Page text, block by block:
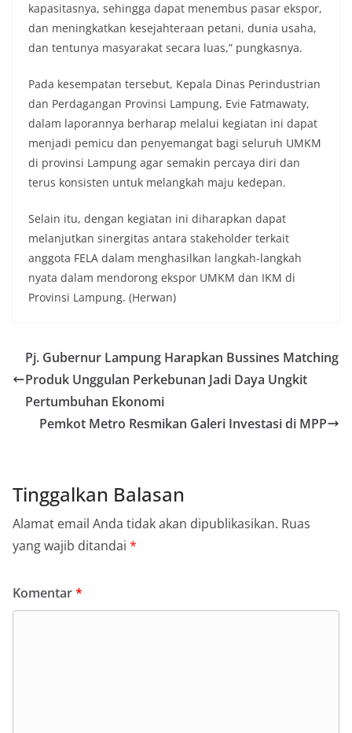
kapasitasnya, sehingga dapat menembus pasar ekspor,
dan meningkatkan kesejahteraan petani, dunia usaha,
dan tentunya masyarakat secara luas,” pungkasnya.
Pada kesempatan tersebut, Kepala Dinas Perindustrian
dan Perdagangan Provinsi Lampung, Evie Fatmawaty,
dalam laporannya berharap melalui kegiatan ini dapat
menjadi pemicu dan penyemangat bagi seluruh UMKM
di provinsi Lampung agar semakin percaya diri dan
terus konsisten untuk melangkah maju kedepan.
Selain itu, dengan kegiatan ini diharapkan dapat
melanjutkan sinergitas antara stakeholder terkait
anggota FELA dalam menghasilkan langkah-langkah
nyata dalam mendorong ekspor UMKM dan IKM di
Provinsi Lampung. (Herwan)
Pj. Gubernur Lampung Harapkan Bussines Matching
Produk Unggulan Perkebunan Jadi Daya Ungkit
Pertumbuhan Ekonomi
Pemkot Metro Resmikan Galeri Investasi di MPP
Tinggalkan Balasan
Alamat email Anda tidak akan dipublikasikan. Ruas
yang wajib ditandai *
Komentar*